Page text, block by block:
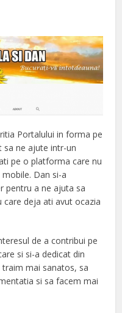
Portalului in forma pe
sa ne ajute intr-un
pe o platforma care nu
Dan si-a
pentru a ne ajuta sa
deja ati avut ocazia
de a contribui pe
si si-a dedicat din
mai sanatos, sa
si sa facem mai